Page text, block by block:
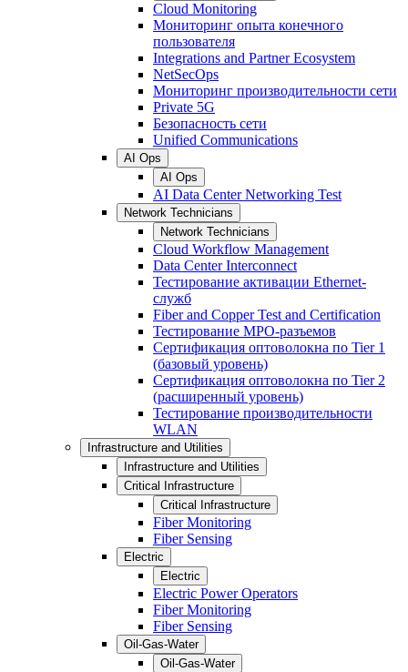
Cloud Monitoring
Мониторинг опыта конечного
пользователя
Integrations and Partner Ecosystem
NetSecOps
Мониторинг производительности сети
Private 5G
Безопасность сети
Unified Communications
AI Ops
AI Ops
AI Data Center Networking Test
Network Technicians
Network Technicians
Cloud Workflow Management
Data Center Interconnect
Тестирование активации Ethernet-
служб
Fiber and Copper Test and Certification
Тестирование МРО-разъемов
Сертификация оптоволокна по Tier 1
(базовый уровень)
Сертификация оптоволокна по Tier 2
(расширенный уровень)
Тестирование производительности
WLAN
Infrastructure and Utilities
Infrastructure and Utilities
Critical Infrastructure
Critical Infrastructure
Fiber Monitoring
Fiber Sensing
Electric
Electric
Electric Power Operators
Fiber Monitoring
Fiber Sensing
Oil-Gas-Water
Oil-Gas-Water